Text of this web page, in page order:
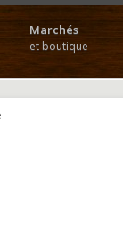
Marchés
et boutique